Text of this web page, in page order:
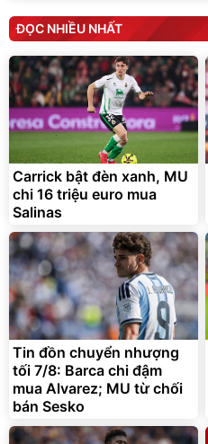
ĐỌC NHIỀU NHẤT
Carrick bật đèn xanh, MU
chi 16 triệu euro mua
Salinas
Tin đồn chuyển nhượng
tối 7/8: Barca chi đậm
mua Alvarez; MU từ chối
bán Sesko